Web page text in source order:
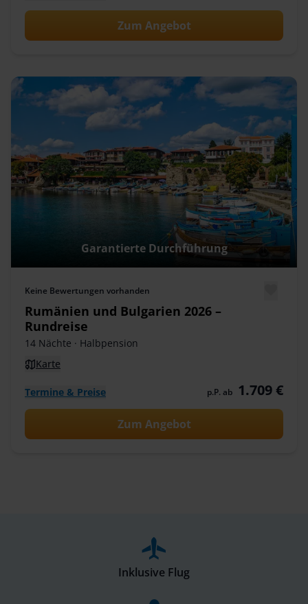
Zum Angebot
Garantierte Durchführung
Keine Bewertungen vorhanden
Rumänien und Bulgarien 2026 –
Rundreise
14 Nächte · Halbpension
Karte
Termine & Preise p.P. ab 1.709 €
Zum Angebot
Inklusive Flug